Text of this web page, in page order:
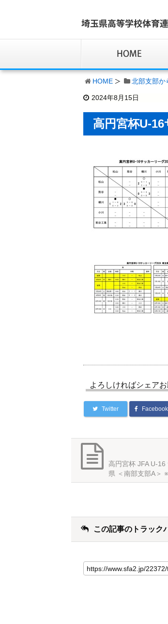
HOME 北部支部か
2024年8月15日
高円宮杯U-
よろしければシェア
Twitter Facebook
高円宮杯 JFA U-
県 ＜南部支部A＞
この記事のトラック